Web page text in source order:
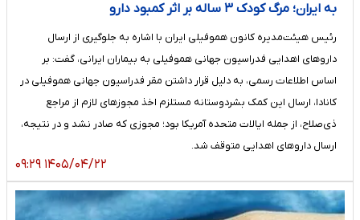
به ایران؛ مرگ کودک ۳ ساله بر اثر کمبود دارو
رئیس هیئت‌مدیره کانون هموفیلی ایران با اشاره به جلوگیری از ارسال
داروهای اهدایی فدراسیون جهانی هموفیلی به بیماران ایرانی، گفت: بر
اساس اطلاعات رسمی، به دلیل قرار داشتن مقر فدراسیون جهانی هموفیلی در
کانادا، ارسال این کمک بشردوستانه مستلزم اخذ مجوزهای لازم از مراجع
ذی‌صلاح، از جمله ایالات متحده آمریکا بود؛ مجوزی که صادر نشد و در نتیجه،
ارسال داروهای اهدایی متوقف شد.
۱۴۰۵/۰۴/۲۲ ۰۹:۲۹